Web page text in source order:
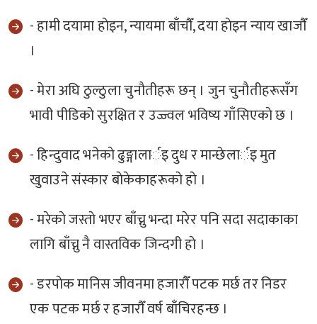
- हामी दयामा हाेइन, न्यायमा बाँचाैँ, दया हाेइन न्याय खाजाैँ
।
- मेरा अघि ठुल्ठुला चुनाैतीहरू छन् । जुन चुनाैतीहरूसँग
भावी पीडिकाे सुरक्षित र उज्ज्वल भविष्य गाँसिएकाे छ ।
- हिन्दुवाद भनेकाे ढुङ्गालार्इ दुध र मान्छेलार्इ मुत
खुवाउने संस्कार बाेकेकाहरूकाे हाे ।
- मरेकाे जस्ताे भएर बाँच्नु भन्दा मरेर पनि सदा सदाकाका
लागि बाँच्नु नै वास्तविक जिन्दगी हाे ।
- डरपाेक मानिस जीवनमा हजाराैँ पटक मर्छ तर निडर
एक पटक मर्छ र हजाराैँ वर्ष बाँचिरहन्छ ।